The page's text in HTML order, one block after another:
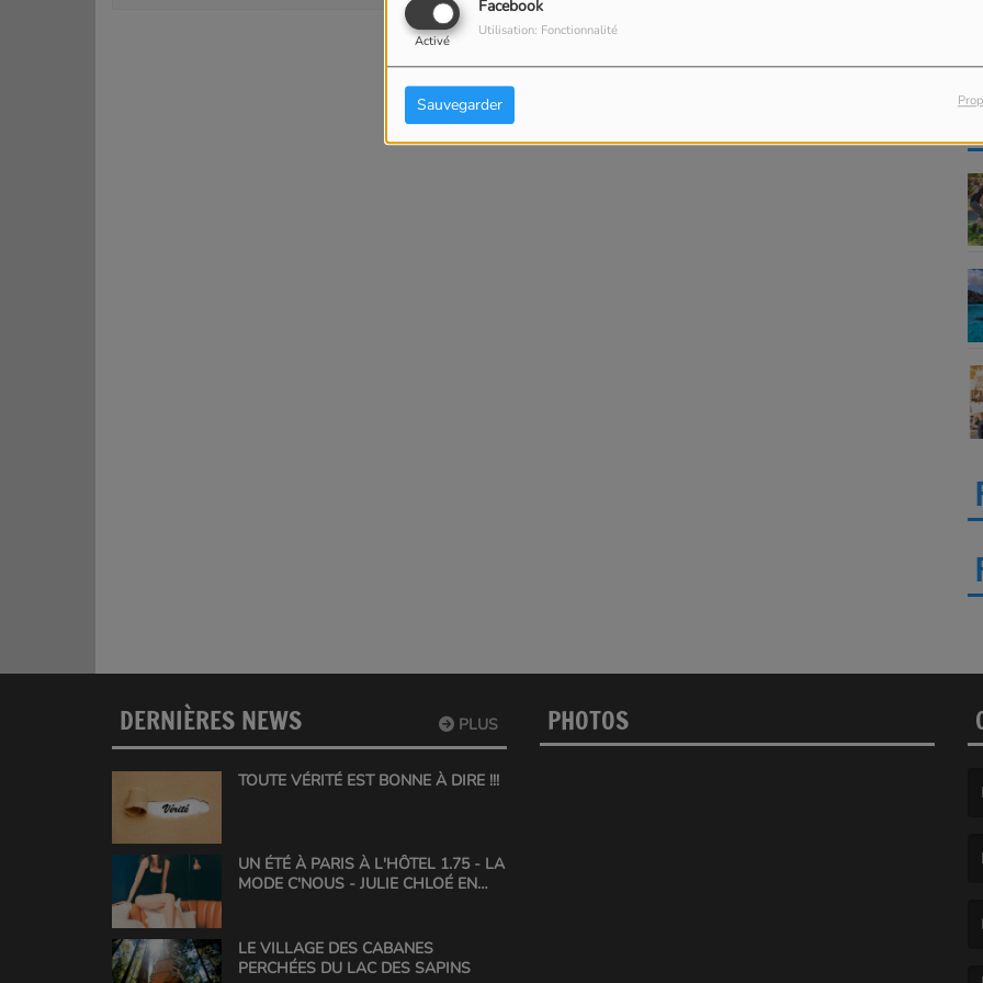
Facebook
Activé
Utilisation: Fonctionnalité
Sauvegarder
PLUS
DERNIÈRES NEWS
TOUTE VÉRITÉ EST BONNE À DIRE !!!
UN ÉTÉ À PARIS À L'HÔTEL 1.75 - LA
MODE C'NOUS - JULIE CHLOÉ EN
LE VILLAGE DES CABANES
PERCHÉES DU LAC DES SAPINS
PHOTOS